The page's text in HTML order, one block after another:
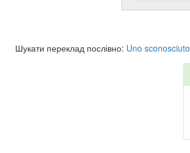
Шукати переклад послівно: Uno sconosciuto